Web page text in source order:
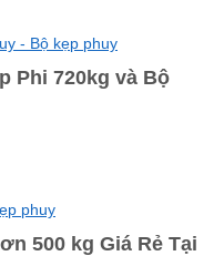
- Bộ kẹp phuy
Phi 720kg và Bộ
phuy
500 kg Giá Rẻ Tại